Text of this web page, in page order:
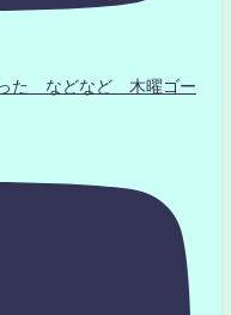
た などなど 木曜ゴー